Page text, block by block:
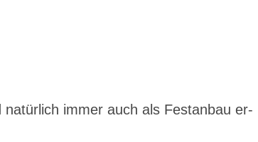
im­mer auch als Fest­an­bau er­